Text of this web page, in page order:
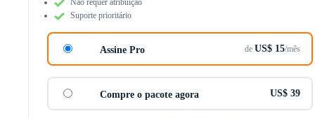
Não requer atribuição
Suporte prioritário
Assine Pro de US$ 15/mês
Compre o pacote agora US$ 39